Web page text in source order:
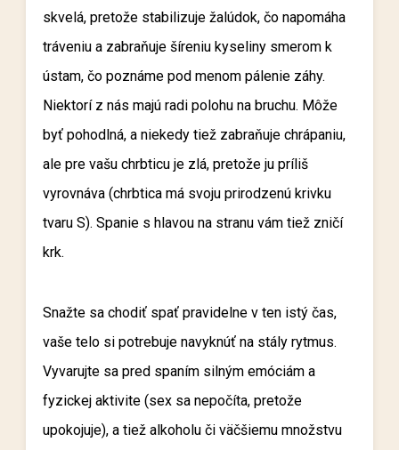
skvelá, pretože stabilizuje žalúdok, čo napomáha
tráveniu a zabraňuje šíreniu kyseliny smerom k
ústam, čo poznáme pod menom pálenie záhy.
Niektorí z nás majú radi polohu na bruchu. Môže
byť pohodlná, a niekedy tiež zabraňuje chrápaniu,
ale pre vašu chrbticu je zlá, pretože ju príliš
vyrovnáva (chrbtica má svoju prirodzenú krivku
tvaru S). Spanie s hlavou na stranu vám tiež zničí
krk.
Snažte sa chodiť spať pravidelne v ten istý čas,
vaše telo si potrebuje navyknúť na stály rytmus.
Vyvarujte sa pred spaním silným emóciám a
fyzickej aktivite (sex sa nepočíta, pretože
upokojuje), a tiež alkoholu či väčšiemu množstvu